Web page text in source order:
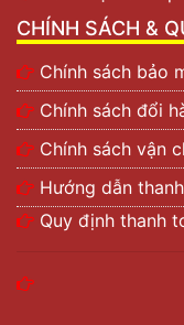
CHÍNH SÁCH &
Chính sách bảo
Chính sách đổi
Chính sách vận
Hướng dẫn
Quy định thanh